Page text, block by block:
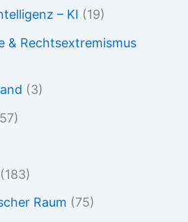
– KI (19)
& Rechtsextremismus
(3)
(183)
Raum (75)